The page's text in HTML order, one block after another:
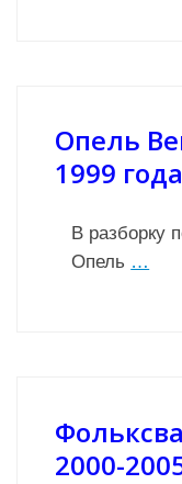
Опель
1999 года
В разборку
Опель …
2000-